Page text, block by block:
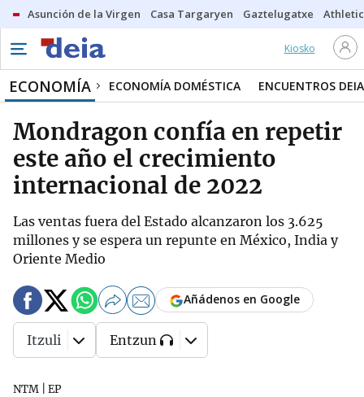
Asunción de la Virgen Casa Targaryen Gaztelugatxe Athletic
Kiosko
ECONOMÍA ECONOMÍA DOMÉSTICA ENCUENTROS DEIA
Mondragon confía en repetir
este año el crecimiento
internacional de 2022
Las ventas fuera del Estado alcanzaron los 3.625
millones y se espera un repunte en México, India y
Oriente Medio
NTM | EP
Añádenos en Google
Itzuli Entzun